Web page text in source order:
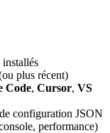
installés
plus récent)
Code, Cursor, VS
configuration JSON
performance)